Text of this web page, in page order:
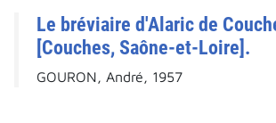
Le bréviaire d'Alaric de
[Couches, Saône-et-Loire].
GOURON, André, 1957